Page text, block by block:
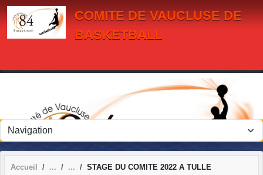
COMITE DE VAUCLUSE DE
BASKETBALL
Accueil STAGE DU COMITE 2022 A TULLE
Panneau de gestion des cookies